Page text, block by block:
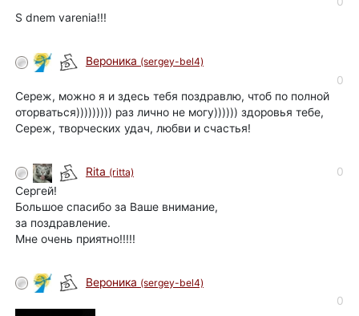
S dnem varenia!!!
Вероника (sergey-bel4)
0
Сереж, можно я и здесь тебя поздравлю, чтоб по полной
оторваться))))))))) раз лично не могу)))))) здоровья тебе,
Сереж, творческих удач, любви и счастья!
Rita (ritta)
0
Сергей!
Большое спасибо за Ваше внимание,
за поздравление.
Мне очень приятно!!!!!
Вероника (sergey-bel4)
0